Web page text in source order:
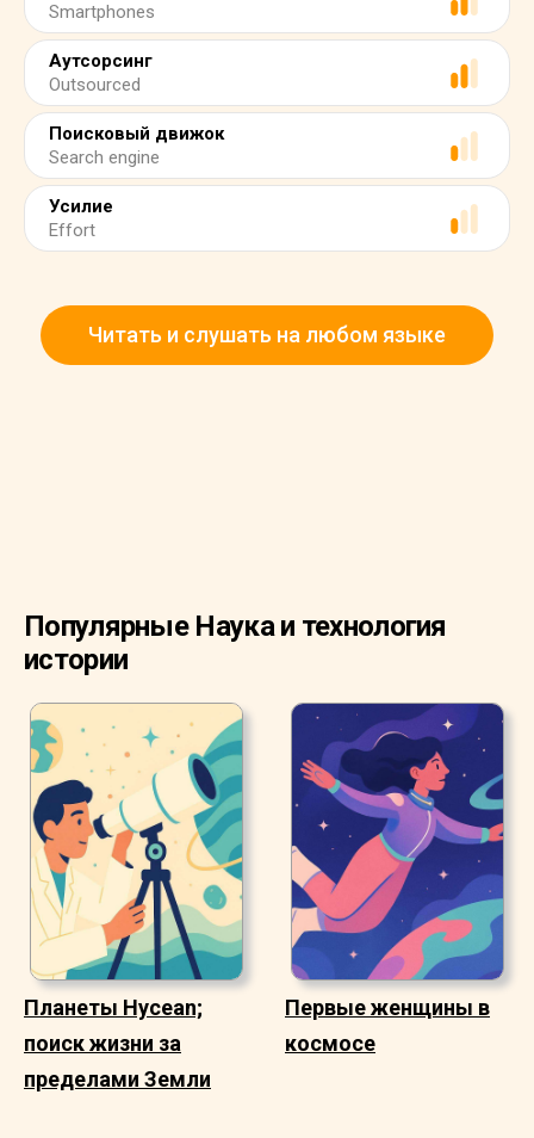
Smartphones
Аутсорсинг
Outsourced
Поисковый движок
Search engine
Усилие
Effort
Читать и слушать на любом языке
Популярные Наука и технология
истории
Планеты Hycean;
поиск жизни за
пределами Земли
Первые женщины в
космосе